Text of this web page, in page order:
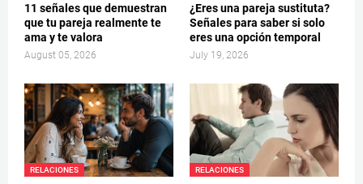
11 señales que demuestran
que tu pareja realmente te
ama y te valora
August 05, 2026
¿Eres una pareja sustituta?
Señales para saber si solo
eres una opción temporal
July 19, 2026
RELACIONES RELACIONES